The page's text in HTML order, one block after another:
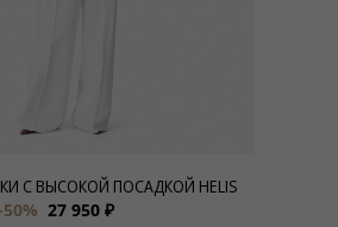
С ВЫСОКОЙ ПОСАДКОЙ HELIS
27 950 ₽